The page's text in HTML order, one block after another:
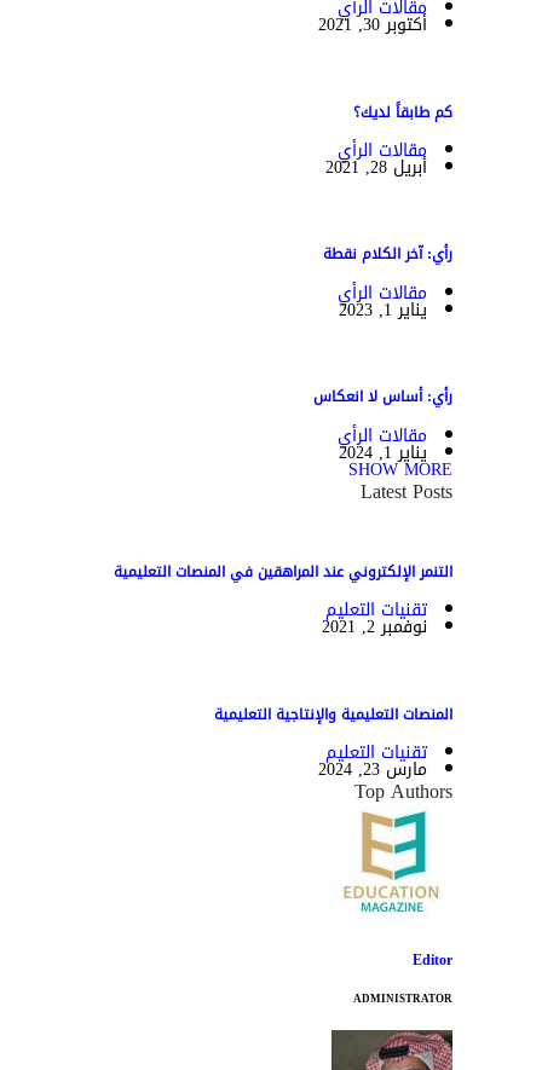
مقالات الرأي
أكتوبر 30, 2021
كم طابقاً لديك؟
مقالات الرأي
أبريل 28, 2021
رأي: آخر الكلام نقطة
مقالات الرأي
يناير 1, 2023
رأي: أساس لا انعكاس
مقالات الرأي
يناير 1, 2024
SHOW MORE
Latest Posts
التنمر الإلكتروني عند المراهقين في المنصات التعليمية
تقنيات التعليم
نوفمبر 2, 2021
المنصات التعليمية والإنتاجية التعليمية
تقنيات التعليم
مارس 23, 2024
Top Authors
Editor
ADMINISTRATOR